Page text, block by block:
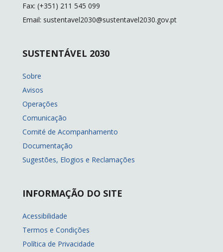
Fax: (+351) 211 545 099
Email: sustentavel2030@sustentavel2030.gov.pt
SUSTENTÁVEL 2030
Sobre
Avisos
Operações
Comunicação
Comité de Acompanhamento
Documentação
Sugestões, Elogios e Reclamações
INFORMAÇÃO DO SITE
Acessibilidade
Termos e Condições
Política de Privacidade